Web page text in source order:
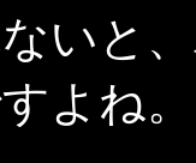
いと
よね。